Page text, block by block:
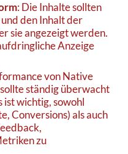
: Die Inhalte sollten
den Inhalt der
sie angezeigt werden.
Anzeige
von Native
ständig überwacht
ist wichtig, sowohl
Conversions) als auch
zu